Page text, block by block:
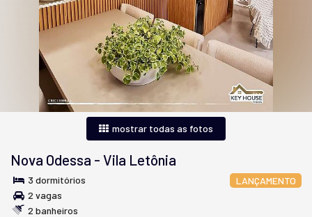
mostrar todas as fotos
Nova Odessa - Vila Letônia
LANÇAMENTO
3 dormitórios
2 vagas
2 banheiros